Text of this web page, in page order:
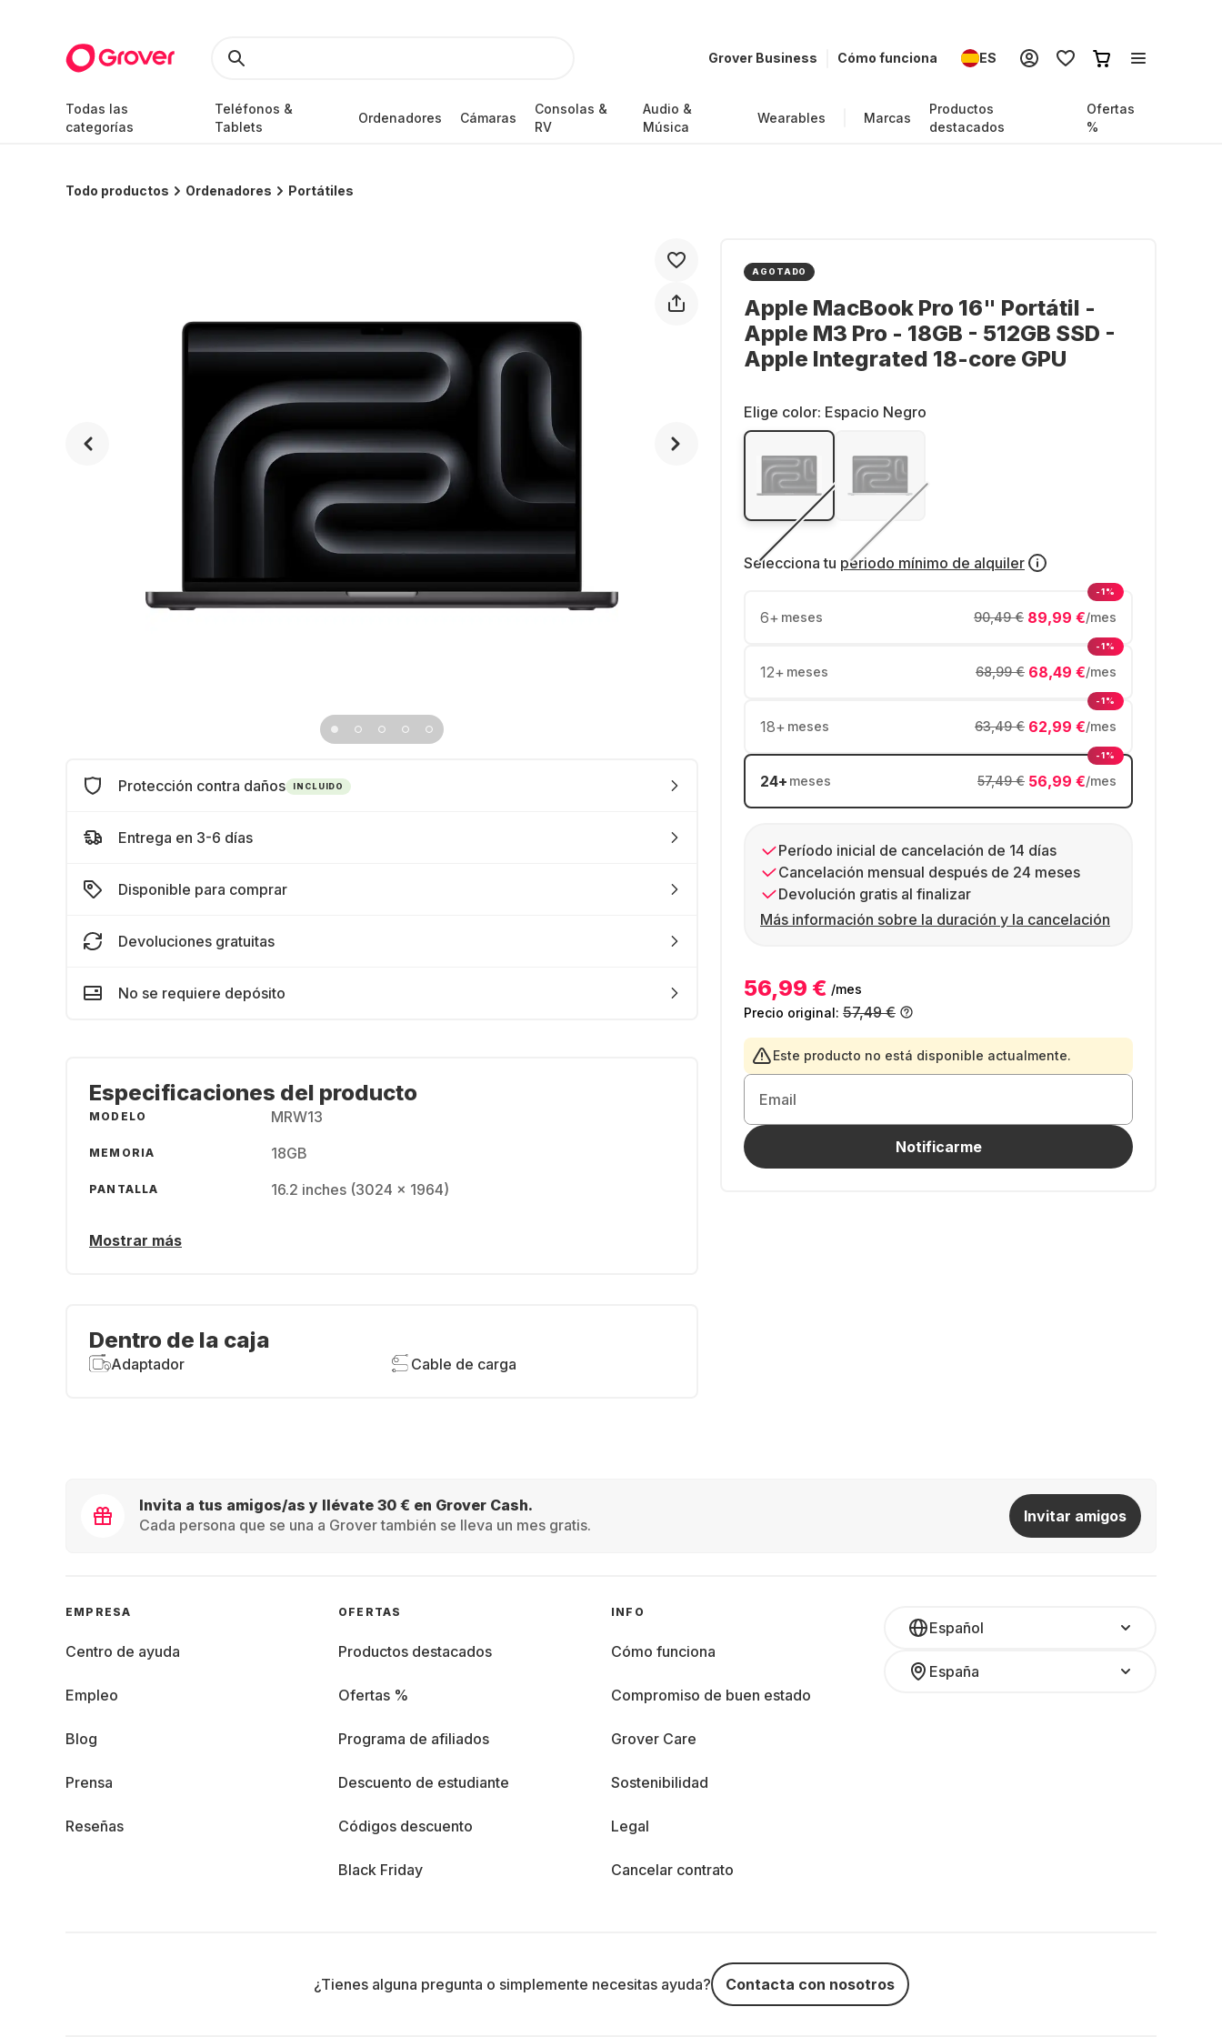
Grover Business Cómo funciona ES
Todas las
categorías
Teléfonos &
Tablets
Ordenadores Cámaras
Consolas &
RV
Audio &
Música
Wearables Marcas
Productos
destacados
Ofertas
%
Todo productos Ordenadores Portátiles
AGOTADO
Apple MacBook Pro 16" Portátil -
Apple M3 Pro - 18GB - 512GB SSD -
Apple Integrated 18-core GPU
Elige color: Espacio Negro
Selecciona tu periodo mínimo de alquiler
6+ meses 89,99 €/mes
90,49 €
-1%
12+ meses 68,49 €/mes
68,99 €
-1%
18+ meses 62,99 €/mes
63,49 €
-1%
24+ meses 56,99 €/mes
57,49 €
-1%
Período inicial de cancelación de 14 días
Cancelación mensual después de 24 meses
Devolución gratis al finalizar
Más información sobre la duración y la cancelación
56,99 € /mes
Precio original: 57,49 €
Este producto no está disponible actualmente.
Email
Notificarme
Protección contra daños INCLUIDO
Entrega en 3-6 días
Disponible para comprar
Devoluciones gratuitas
No se requiere depósito
Especificaciones del producto
MODELO MRW13
MEMORIA 18GB
PANTALLA 16.2 inches (3024 x 1964)
Mostrar más
Dentro de la caja
Adaptador Cable de carga
Invita a tus amigos/as y llévate 30 € en Grover Cash.
Cada persona que se una a Grover también se lleva un mes gratis.
Invitar amigos
Español
España
EMPRESA
Centro de ayuda
Empleo
Blog
Prensa
Reseñas
OFERTAS
Productos destacados
Ofertas %
Programa de afiliados
Descuento de estudiante
Códigos descuento
Black Friday
INFO
Cómo funciona
Compromiso de buen estado
Grover Care
Sostenibilidad
Legal
Cancelar contrato
¿Tienes alguna pregunta o simplemente necesitas ayuda? Contacta con nosotros